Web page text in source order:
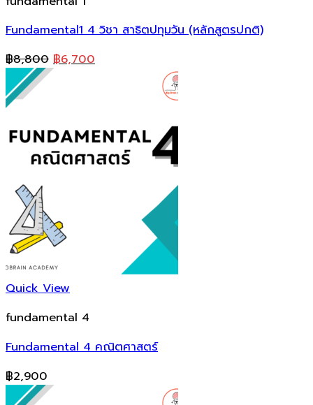
Fundamental1 4 วิชา สาธิตปทุมวัน (หลักสูตรปกติ)
฿8,800 Original
฿6,700
Quick View
fundamental 4
Fundamental 4 คณิตศาสตร์
฿2,900